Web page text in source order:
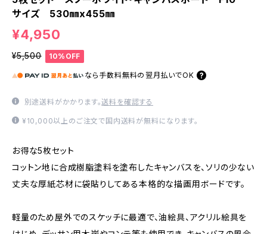
サイズ 530㎜x455㎜
¥4,950
¥5,500 10%OFF
なら 手数料無料の 翌月払いでOK
別途送料がかかります。送料を確認する
¥10,000以上のご注文で国内送料が無料になります。
お得な5枚セット
コットン地に合成樹脂塗料を塗布したキャンバスを、ソリの少ない
丈夫な厚紙芯材に袋貼りしてある本格的な描画用ボードです。
軽量のため屋外でのスケッチに最適で、油絵具、アクリル絵具を